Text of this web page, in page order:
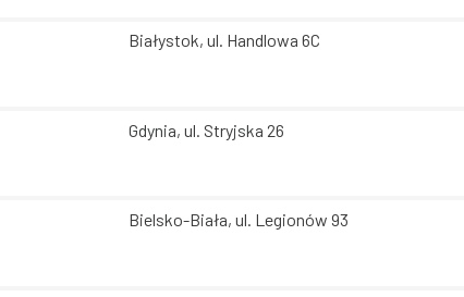
Białystok, ul. Handlowa 6C
Gdynia, ul. Stryjska 26
Bielsko-Biała, ul. Legionów 93